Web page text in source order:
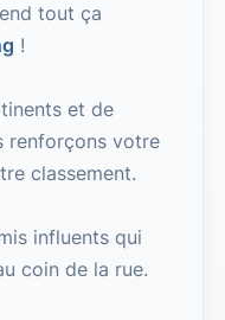
tout ça
!
et de
renforçons votre
classement.
influents qui
coin de la rue.